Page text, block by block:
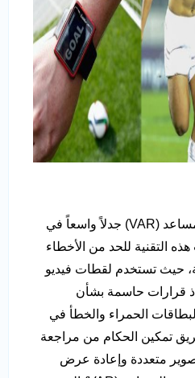
أثار تطبيق تقنية الفيديو المساعد (VAR) جدلاً واسعاً في
التقنية للحد من الأخطاء
حيث تستخدم لقطات فيديو
قرارات حاسمة بشأن
الحمراء والخطأ في
تمكين الحكام من مراجعة
تصوير متعددة وإعادة عرض